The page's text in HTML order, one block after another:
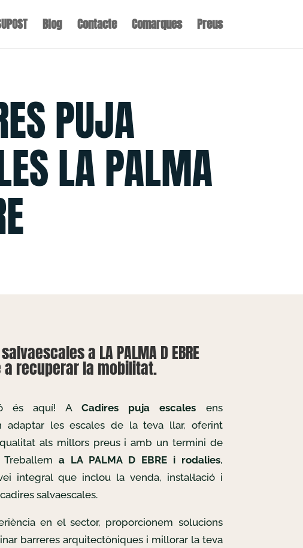
Blog Contacte Comarques Preus
PUJA
LA PALMA
a LA PALMA D EBRE
recuperar la mobilitat.
és aquí! A Cadires puja escales ens
adaptar les escales de la teva llar, oferint
qualitat als millors preus i amb un termini de
Treballema LA PALMA D EBRE i rodalies,
integral que inclou la venda, instal·lació i
salvaescales.
en el sector, proporcionem solucions
barreres arquitectòniques i millorar la teva